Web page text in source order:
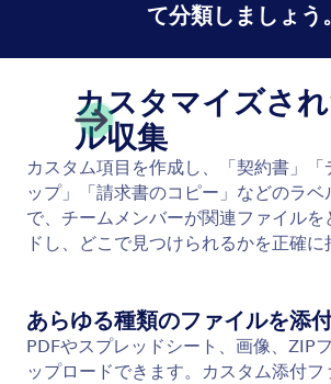
て分類しましょう。
カスタマイズさ
ル収集
カスタム項目を作成し、「契約書」
ップ」「請求書のコピー」などのラベ
で、チームメンバーが関連ファイルを
ドし、どこで見つけられるかを正確に
あらゆる種類のファイルを添
PDFやスプレッドシート、画像、ZIP
ップロードできます。カスタム添付